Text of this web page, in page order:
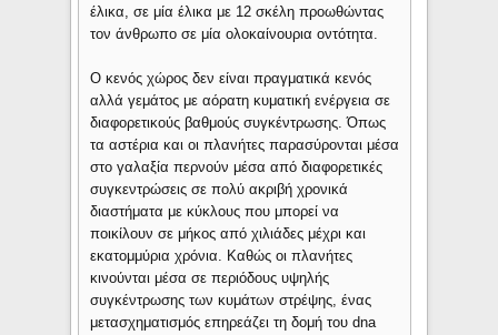
έλικα, σε μία έλικα με 12 σκέλη προωθώντας
τον άνθρωπο σε μία ολοκαίνουρια οντότητα.
Ο κενός χώρος δεν είναι πραγματικά κενός
αλλά γεμάτος με αόρατη κυματική ενέργεια σε
διαφορετικούς βαθμούς συγκέντρωσης. Όπως
τα αστέρια και οι πλανήτες παρασύρονται μέσα
στο γαλαξία περνούν μέσα από διαφορετικές
συγκεντρώσεις σε πολύ ακριβή χρονικά
διαστήματα με κύκλους που μπορεί να
ποικίλουν σε μήκος από χιλιάδες μέχρι και
εκατομμύρια χρόνια. Καθώς οι πλανήτες
κινούνται μέσα σε περιόδους υψηλής
συγκέντρωσης των κυμάτων στρέψης, ένας
μετασχηματισμός επηρεάζει τη δομή του dna